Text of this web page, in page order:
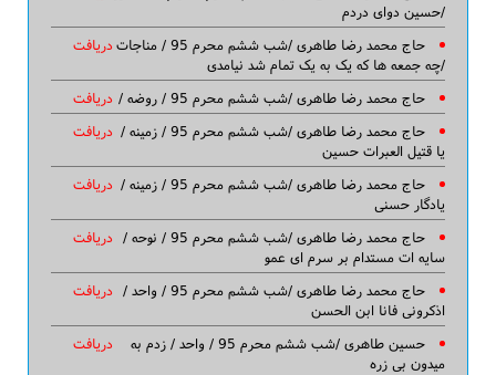
/حسین دوای دردم
دریافت حاج محمد رضا طاهری /شب ششم محرم 95 / مناجات
/چه جمعه ها که یک به یک تمام شد نیامدی
دریافت
حاج محمد رضا طاهری /شب ششم محرم 95 / روضه /
دریافت حاج محمد رضا طاهری /شب ششم محرم 95 / زمینه /
یا قتیل العبرات حسین
دریافت حاج محمد رضا طاهری /شب ششم محرم 95 / زمینه /
یادگار حسنی
دریافت حاج محمد رضا طاهری /شب ششم محرم 95 / نوحه /
سایه ات مستدام بر سرم ای عمو
دریافت حاج محمد رضا طاهری /شب ششم محرم 95 / واحد /
اذکرونی فانا ابن الحسن
دریافت
حسین طاهری /شب ششم محرم 95 / واحد / زدم به
میدون بی زره